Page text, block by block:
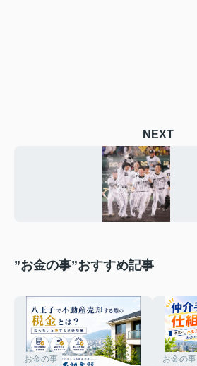
NEXT
”お金の事”おすすめ記事
お金の事 お金の事